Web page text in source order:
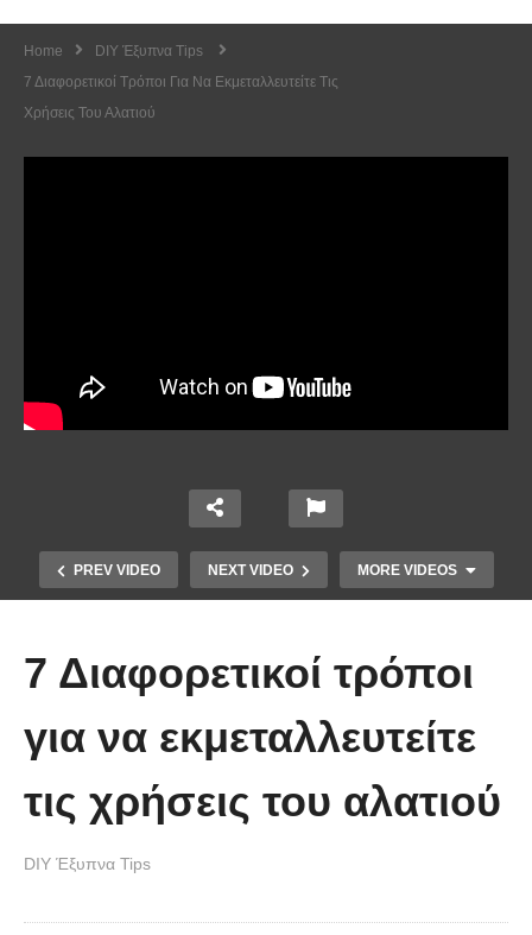
Home
DIY Έξυπνα Tips
7 Διαφορετικοί Τρόποι Για Να Εκμεταλλευτείτε Τις
Χρήσεις Του Αλατιού
PREV VIDEO NEXT VIDEO MORE VIDEOS
λουλούδια στο βάζο.
7 Διαφορετικοί τρόποι
για να εκμεταλλευτείτε
τις χρήσεις του αλατιού
DIY Έξυπνα Tips